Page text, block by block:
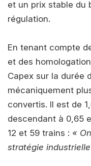
et un prix stable du
régulation.
En tenant compte
et des
Capex sur la durée
mécaniquement
convertis. Il est de
descendant à 0,65
12 et 59 trains : «
stratégie